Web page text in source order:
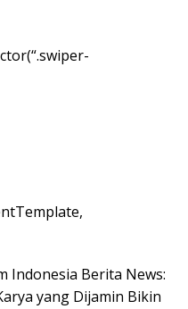
Indonesia Berita News:
yang Dijamin Bikin